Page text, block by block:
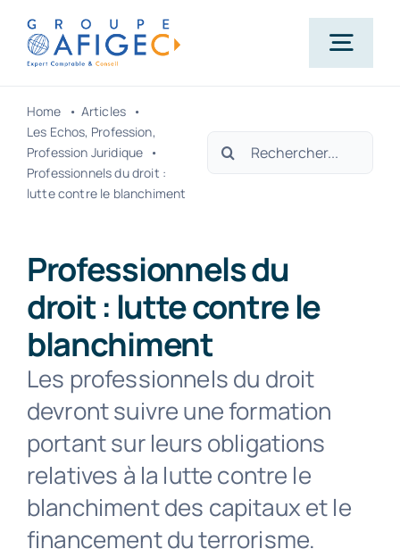
Passer
contenu
Qui-sommes-nous ?
Nos métiers
Actualités
Carrière
Contact
Home
Articles
Les Echos Profession
Profession Juridique
Professionnels du droit :
lutte contre le blanchiment
Rechercher:
Professionnels du
droit : lutte contre le
blanchiment
Les professionnels du droit
devront suivre une formation
portant sur leurs obligations
relatives à la lutte contre le
blanchiment des capitaux et le
financement du terrorisme.